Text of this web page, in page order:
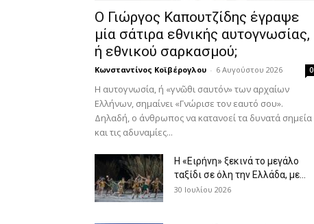
Ο Γιώργος Καπουτζίδης έγραψε
μία σάτιρα εθνικής αυτογνωσίας,
ή εθνικού σαρκασμού;
Κωνσταντίνος Κοϊβέρογλου - 6 Αυγούστου 2026 0
Η αυτογνωσία, ή «γνῶθι σαυτόν» των αρχαίων
Ελλήνων, σημαίνει «Γνώρισε τον εαυτό σου».
Δηλαδή, ο άνθρωπος να κατανοεί τα δυνατά σημεία
και τις αδυναμίες...
Η «Ειρήνη» ξεκινά το μεγάλο
ταξίδι σε όλη την Ελλάδα, με...
30 Ιουλίου 2026